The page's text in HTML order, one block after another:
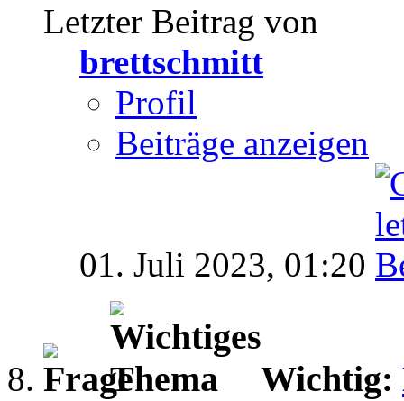
Letzter Beitrag von
brettschmitt
Profil
Beiträge anzeigen
01. Juli 2023, 01:20
Wichtig: